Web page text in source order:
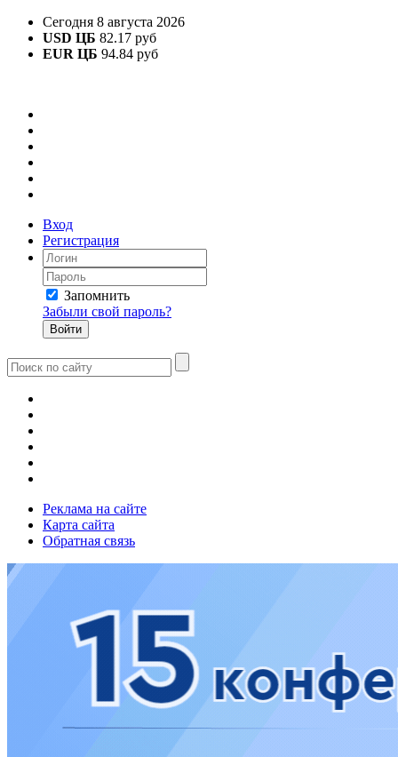
Сегодня 8 августа 2026
USD ЦБ 82.17 руб
EUR ЦБ 94.84 руб
Вход
Регистрация
Запомнить
Забыли свой пароль?
Реклама на сайте
Карта сайта
Обратная связь